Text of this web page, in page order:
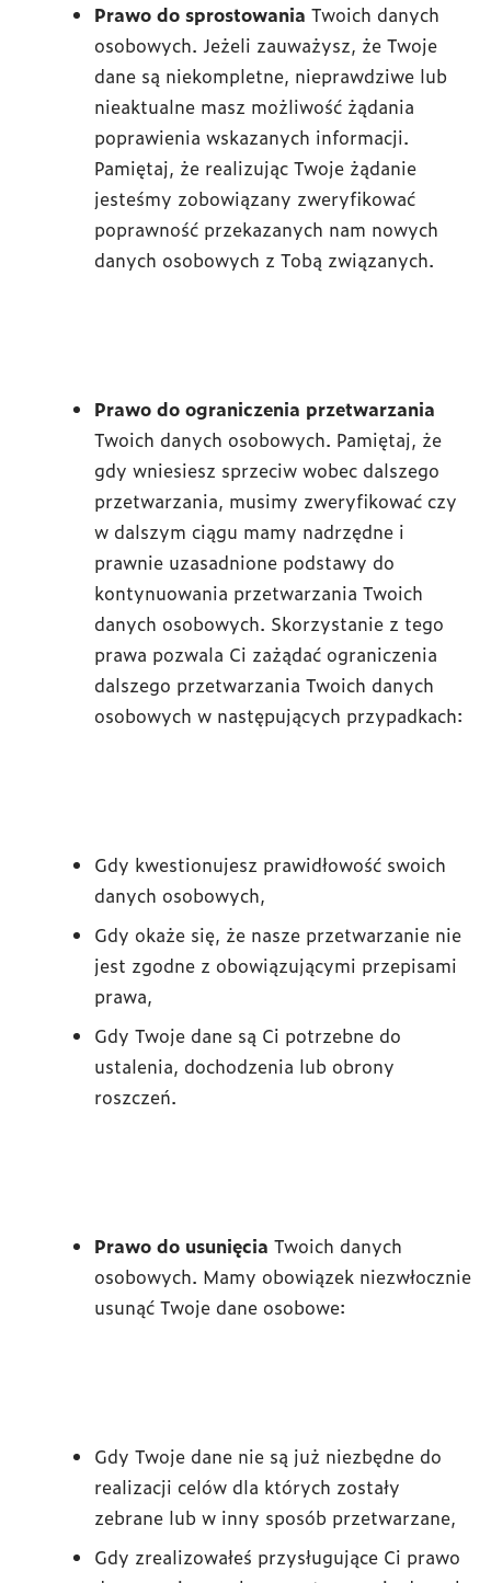
Prawo do sprostowania Twoich danych
osobowych. Jeżeli zauważysz, że Twoje
dane są niekompletne, nieprawdziwe lub
nieaktualne masz możliwość żądania
poprawienia wskazanych informacji.
Pamiętaj, że realizując Twoje żądanie
jesteśmy zobowiązany zweryfikować
poprawność przekazanych nam nowych
danych osobowych z Tobą związanych.
Prawo do ograniczenia przetwarzania
Twoich danych osobowych. Pamiętaj, że
gdy wniesiesz sprzeciw wobec dalszego
przetwarzania, musimy zweryfikować czy
w dalszym ciągu mamy nadrzędne i
prawnie uzasadnione podstawy do
kontynuowania przetwarzania Twoich
danych osobowych. Skorzystanie z tego
prawa pozwala Ci zażądać ograniczenia
dalszego przetwarzania Twoich danych
osobowych w następujących przypadkach:
Gdy kwestionujesz prawidłowość swoich
danych osobowych,
Gdy okaże się, że nasze przetwarzanie nie
jest zgodne z obowiązującymi przepisami
prawa,
Gdy Twoje dane są Ci potrzebne do
ustalenia, dochodzenia lub obrony
roszczeń.
Prawo do usunięcia Twoich danych
osobowych. Mamy obowiązek niezwłocznie
usunąć Twoje dane osobowe:
Gdy Twoje dane nie są już niezbędne do
realizacji celów dla których zostały
zebrane lub w inny sposób przetwarzane,
Gdy zrealizowałeś przysługujące Ci prawo